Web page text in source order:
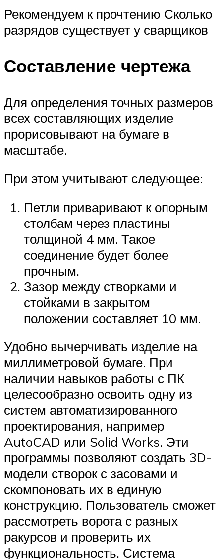
Рекомендуем к прочтению Сколько
разрядов существует у сварщиков
Составление чертежа
Для определения точных размеров
всех составляющих изделие
прорисовывают на бумаге в
масштабе.
При этом учитывают следующее:
Петли приваривают к опорным
столбам через пластины
толщиной 4 мм. Такое
соединение будет более
прочным.
Зазор между створками и
стойками в закрытом
положении составляет 10 мм.
Удобно вычерчивать изделие на
миллиметровой бумаге. При
наличии навыков работы с ПК
целесообразно освоить одну из
систем автоматизированного
проектирования, например
AutoCAD или Solid Works. Эти
программы позволяют создать 3D-
модели створок с засовами и
скомпоновать их в единую
конструкцию. Пользователь сможет
рассмотреть ворота с разных
ракурсов и проверить их
функциональность. Система